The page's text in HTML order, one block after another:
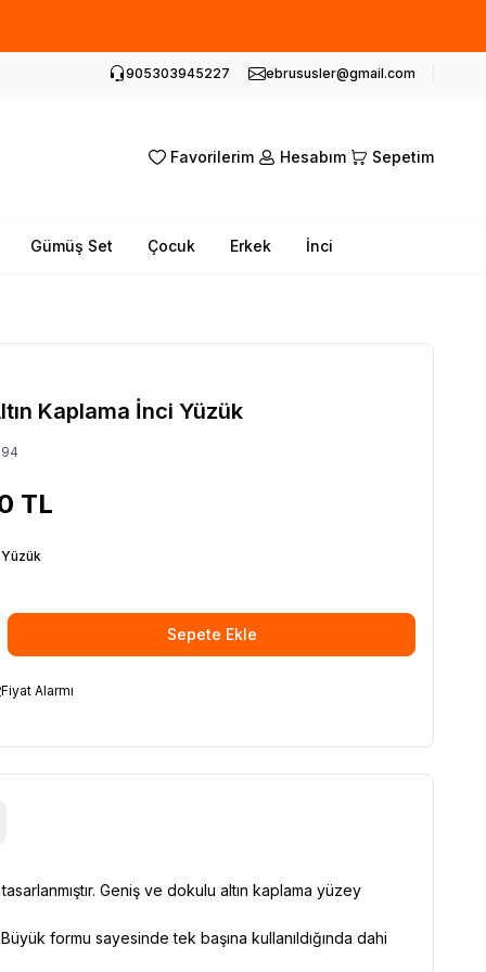
905303945227 ebrususler@gmail.com
Favorilerim Hesabım Sepetim
Gümüş Set Çocuk Erkek İnci
Kaplama İnci Yüzük
TL
Sepete Ekle
Fiyat Alarmı
Geniş ve dokulu altın kaplama yüzey
formu sayesinde tek başına kullanıldığında dahi